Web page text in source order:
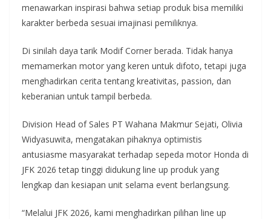
menawarkan inspirasi bahwa setiap produk bisa memiliki
karakter berbeda sesuai imajinasi pemiliknya.
Di sinilah daya tarik Modif Corner berada. Tidak hanya
memamerkan motor yang keren untuk difoto, tetapi juga
menghadirkan cerita tentang kreativitas, passion, dan
keberanian untuk tampil berbeda.
Division Head of Sales PT Wahana Makmur Sejati, Olivia
Widyasuwita, mengatakan pihaknya optimistis
antusiasme masyarakat terhadap sepeda motor Honda di
JFK 2026 tetap tinggi didukung line up produk yang
lengkap dan kesiapan unit selama event berlangsung.
“Melalui JFK 2026, kami menghadirkan pilihan line up